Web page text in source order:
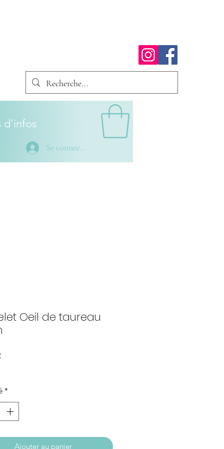
d'infos
Se connecter
Oeil de taureau
*
Ajouter au panier